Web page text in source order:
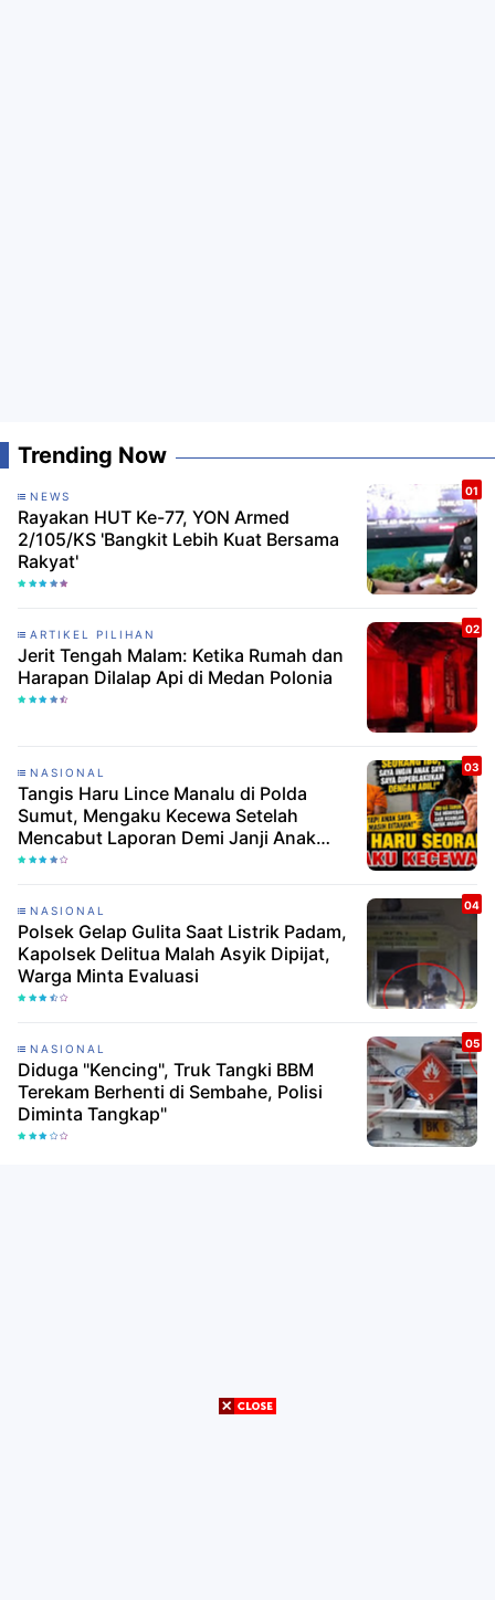
Trending Now
NEWS
Rayakan HUT Ke-77, YON Armed
2/105/KS 'Bangkit Lebih Kuat Bersama
Rakyat'
ARTIKEL PILIHAN
Jerit Tengah Malam: Ketika Rumah dan
Harapan Dilalap Api di Medan Polonia
NASIONAL
Tangis Haru Lince Manalu di Polda
Sumut, Mengaku Kecewa Setelah
Mencabut Laporan Demi Janji Anak
Dibebaskan
NASIONAL
Polsek Gelap Gulita Saat Listrik Padam,
Kapolsek Delitua Malah Asyik Dipijat,
Warga Minta Evaluasi
NASIONAL
Diduga "Kencing", Truk Tangki BBM
Terekam Berhenti di Sembahe, Polisi
Diminta Tangkap"